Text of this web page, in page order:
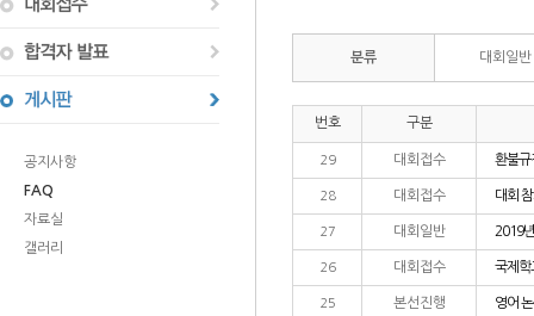
공지사항
FAQ
자료실
갤러리
분류 대회일반
번호 구분
29 대회접수 환불규
28 대회접수 대회
27 대회일반 2019
26 대회접수 국제학
25 본선진행 영어